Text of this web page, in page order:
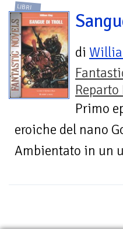
LIBRI
di
Primo
eroiche del nano
Ambientato in un